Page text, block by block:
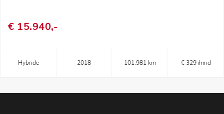
€ 15.940,-
Hybride 2018 101.981 km € 329 /mnd